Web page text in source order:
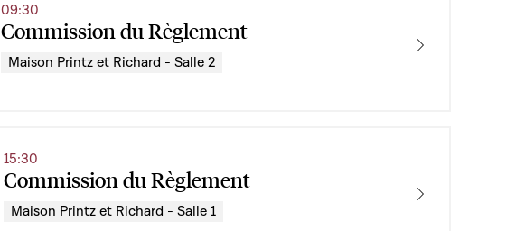
Commission du Règlement
09:30
Maison Printz et Richard - Salle 2
Commission du Règlement
15:30
Maison Printz et Richard - Salle 1